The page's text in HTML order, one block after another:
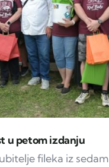
zemalja